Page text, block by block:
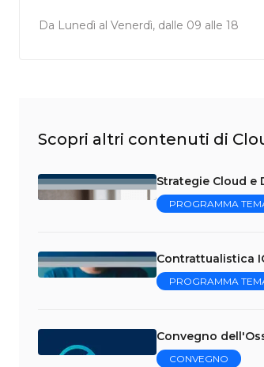
Da Lunedì al Venerdì, dalle 09 alle 18
Scopri altri contenuti di
Strategie Cloud e
PROGRAMMA
Contrattualistica
PROGRAMMA
Convegno
CONVEGNO